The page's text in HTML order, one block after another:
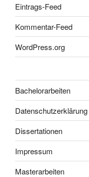
Eintrags-Feed
Kommentar-Feed
WordPress.org
Bachelorarbeiten
Datenschutzerklärung
Dissertationen
Impressum
Masterarbeiten